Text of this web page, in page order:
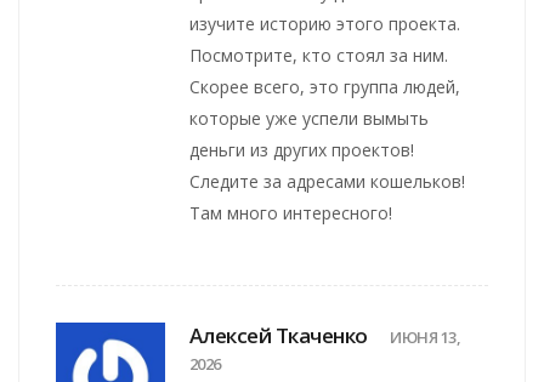
изучите историю этого проекта.
Посмотрите, кто стоял за ним.
Скорее всего, это группа людей,
которые уже успели вымыть
деньги из других проектов!
Следите за адресами кошельков!
Там много интересного!
Алексей Ткаченко
ИЮНЯ 13,
2026